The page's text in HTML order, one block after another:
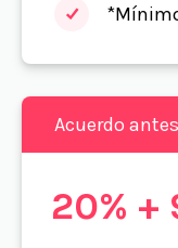
Acuerdo
20% +